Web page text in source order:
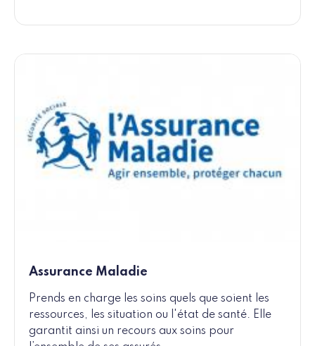
Assurance Maladie
Prends en charge les soins quels que soient les
ressources, les situation ou l'état de santé. Elle
garantit ainsi un recours aux soins pour